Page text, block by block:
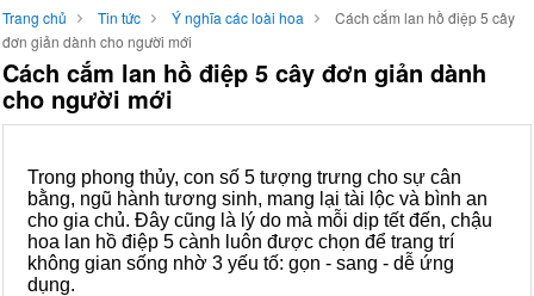
Trang chủ Tin tức Ý nghĩa các loài hoa
Cách cắm lan hồ điệp 5 cây
đơn giản dành cho người mới
Cách cắm lan hồ điệp 5 cây đơn giản dành
cho người mới
Trong phong thủy, con số 5 tượng trưng cho sự cân
bằng, ngũ hành tương sinh, mang lại tài lộc và bình an
cho gia chủ. Đây cũng là lý do mà mỗi dịp tết đến, chậu
hoa lan hồ điệp 5 cành luôn được chọn để trang trí
không gian sống nhờ 3 yếu tố: gọn - sang - dễ ứng
dụng.